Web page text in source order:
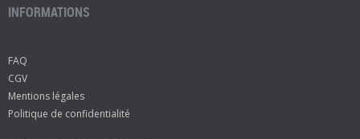
INFORMATIONS
FAQ
CGV
Mentions légales
Politique de confidentialité